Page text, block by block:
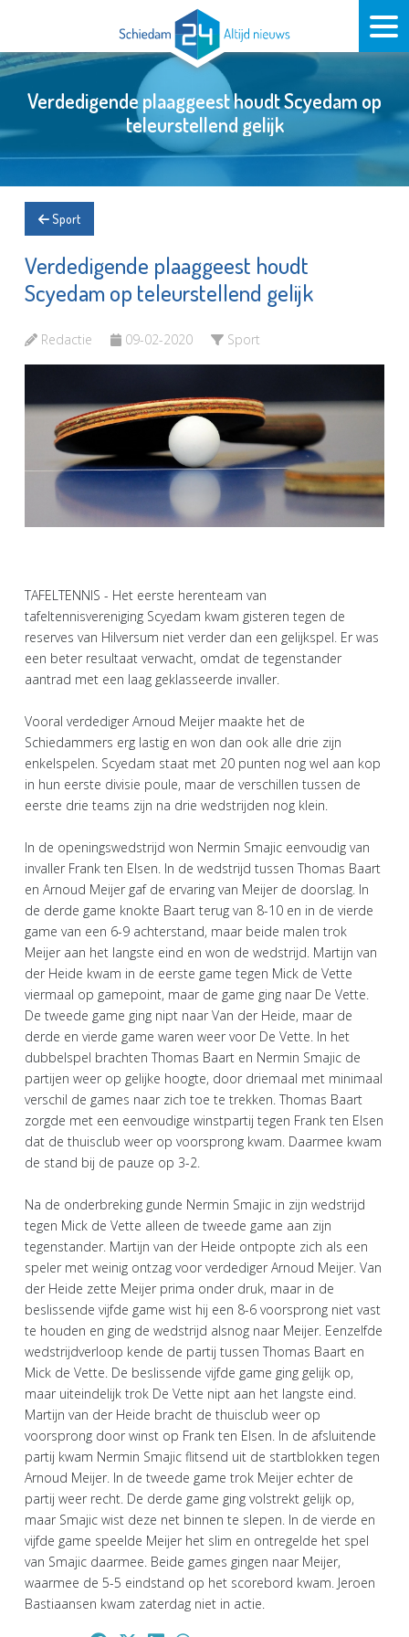
Verdedigende plaaggeest houdt Scyedam op
teleurstellend gelijk
Sport
Verdedigende plaaggeest houdt
Scyedam op teleurstellend gelijk
Redactie 09-02-2020 Sport
TAFELTENNIS - Het eerste herenteam van
tafeltennisvereniging Scyedam kwam gisteren tegen de
reserves van Hilversum niet verder dan een gelijkspel. Er was
een beter resultaat verwacht, omdat de tegenstander
aantrad met een laag geklasseerde invaller.
Vooral verdediger Arnoud Meijer maakte het de
Schiedammers erg lastig en won dan ook alle drie zijn
enkelspelen. Scyedam staat met 20 punten nog wel aan kop
in hun eerste divisie poule, maar de verschillen tussen de
eerste drie teams zijn na drie wedstrijden nog klein.
In de openingswedstrijd won Nermin Smajic eenvoudig van
invaller Frank ten Elsen. In de wedstrijd tussen Thomas Baart
en Arnoud Meijer gaf de ervaring van Meijer de doorslag. In
de derde game knokte Baart terug van 8-10 en in de vierde
game van een 6-9 achterstand, maar beide malen trok
Meijer aan het langste eind en won de wedstrijd. Martijn van
der Heide kwam in de eerste game tegen Mick de Vette
viermaal op gamepoint, maar de game ging naar De Vette.
De tweede game ging nipt naar Van der Heide, maar de
derde en vierde game waren weer voor De Vette. In het
dubbelspel brachten Thomas Baart en Nermin Smajic de
partijen weer op gelijke hoogte, door driemaal met minimaal
verschil de games naar zich toe te trekken. Thomas Baart
zorgde met een eenvoudige winstpartij tegen Frank ten Elsen
dat de thuisclub weer op voorsprong kwam. Daarmee kwam
de stand bij de pauze op 3-2.
Na de onderbreking gunde Nermin Smajic in zijn wedstrijd
tegen Mick de Vette alleen de tweede game aan zijn
tegenstander. Martijn van der Heide ontpopte zich als een
speler met weinig ontzag voor verdediger Arnoud Meijer. Van
der Heide zette Meijer prima onder druk, maar in de
beslissende vijfde game wist hij een 8-6 voorsprong niet vast
te houden en ging de wedstrijd alsnog naar Meijer. Eenzelfde
wedstrijdverloop kende de partij tussen Thomas Baart en
Mick de Vette. De beslissende vijfde game ging gelijk op,
maar uiteindelijk trok De Vette nipt aan het langste eind.
Martijn van der Heide bracht de thuisclub weer op
voorsprong door winst op Frank ten Elsen. In de afsluitende
partij kwam Nermin Smajic flitsend uit de startblokken tegen
Arnoud Meijer. In de tweede game trok Meijer echter de
partij weer recht. De derde game ging volstrekt gelijk op,
maar Smajic wist deze net binnen te slepen. In de vierde en
vijfde game speelde Meijer het slim en ontregelde het spel
van Smajic daarmee. Beide games gingen naar Meijer,
waarmee de 5-5 eindstand op het scorebord kwam. Jeroen
Bastiaansen kwam zaterdag niet in actie.